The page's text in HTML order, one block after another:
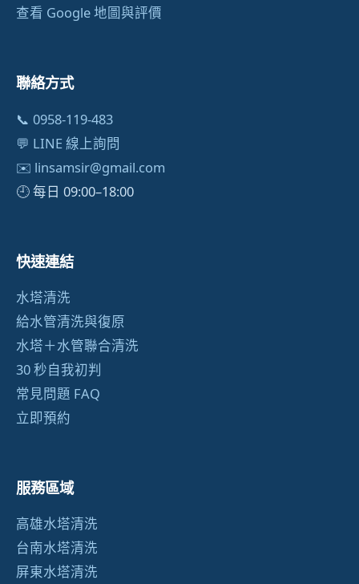
查看 Google 地圖與評價
聯絡方式
📞 0958-119-483
💬 LINE 線上詢問
✉️ linsamsir@gmail.com
🕘 每日 09:00–18:00
快速連結
水塔清洗
給水管清洗與復原
水塔＋水管聯合清洗
30 秒自我初判
常見問題 FAQ
立即預約
服務區域
高雄水塔清洗
台南水塔清洗
屏東水塔清洗